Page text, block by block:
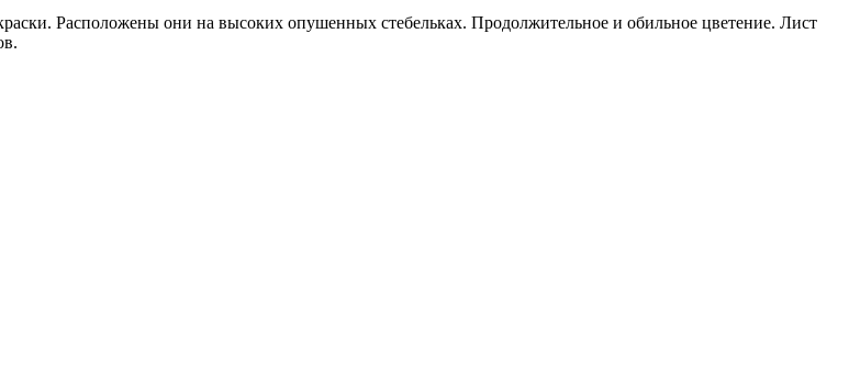
Расположены они на высоких опушенных стебельках. Продолжительное и обильное цветение. Лист